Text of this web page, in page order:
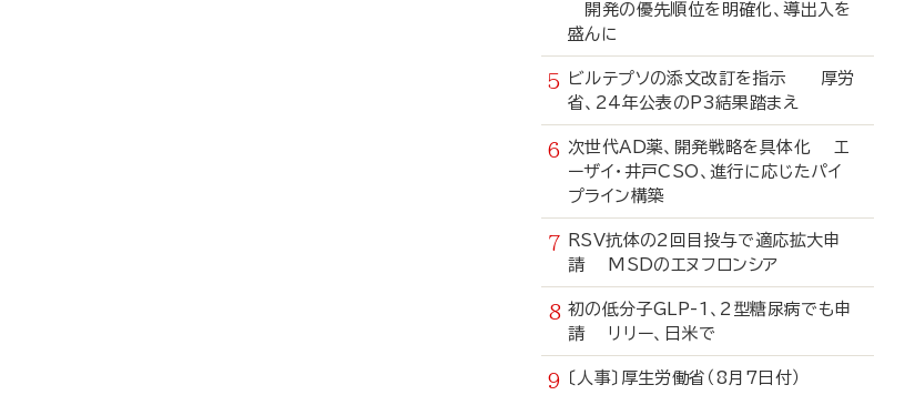
開発の優先順位を明確化、導出入を
盛んに
ビルテプソの添文改訂を指示 厚労
省、24年公表のP3結果踏まえ
次世代AD薬、開発戦略を具体化 エ
ーザイ・井戸CSO、進行に応じたパイ
プライン構築
RSV抗体の2回目投与で適応拡大申
請 MSDのエヌフロンシア
初の低分子GLP-1、2型糖尿病でも申
請 リリー、日米で
〔人事〕厚生労働省（8月7日付）